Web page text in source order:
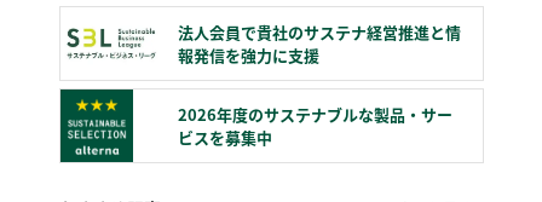
法人会員で貴社のサステナ経営推進と情
報発信を強力に支援
2026年度のサステナブルな製品・サー
ビスを募集中